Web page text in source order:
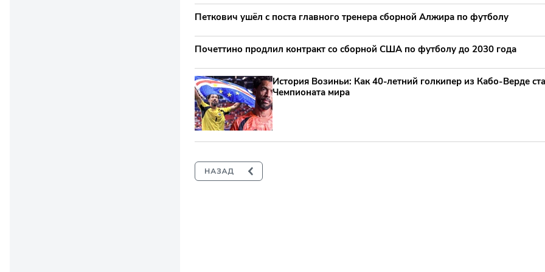
Петкович ушёл с поста главного тренера сборной Алжира по футболу
Почеттино продлил контракт со сборной США по футболу до 2030 года
История Возиньи: Как 40-летний голкипер из Кабо-Верде
Чемпионата мира